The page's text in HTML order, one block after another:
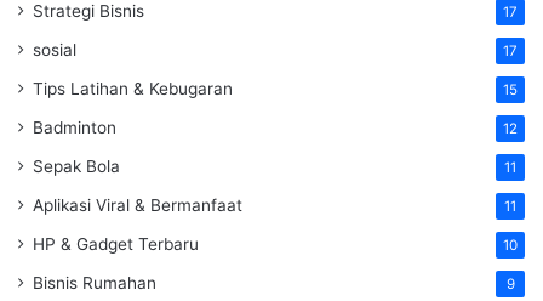
Strategi Bisnis 17
sosial 17
Tips Latihan & Kebugaran 15
Badminton 12
Sepak Bola 11
Aplikasi Viral & Bermanfaat 11
HP & Gadget Terbaru 10
Bisnis Rumahan 9